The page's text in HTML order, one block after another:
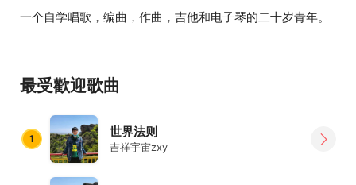
一个自学唱歌，编曲，作曲，吉他和电子琴的二十岁青年。
最受歡迎歌曲
1 世界法则
吉祥宇宙zxy